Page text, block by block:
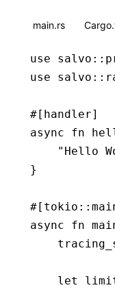
main.rs
use salvo ::
use salvo ::
#[handler]
async fn
"Hello
}
#[tokio ::
async fn
    let